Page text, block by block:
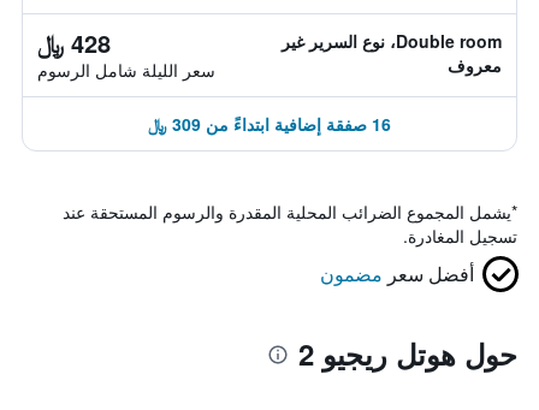
Double room، نوع السرير غير
معروف
428 ﷼
سعر الليلة شامل الرسوم
16 صفقة إضافية ابتداءً من 309 ﷼
*يشمل المجموع الضرائب المحلية المقدرة والرسوم المستحقة عند
تسجيل المغادرة.
أفضل سعر مضمون
حول هوتل ريجيو 2